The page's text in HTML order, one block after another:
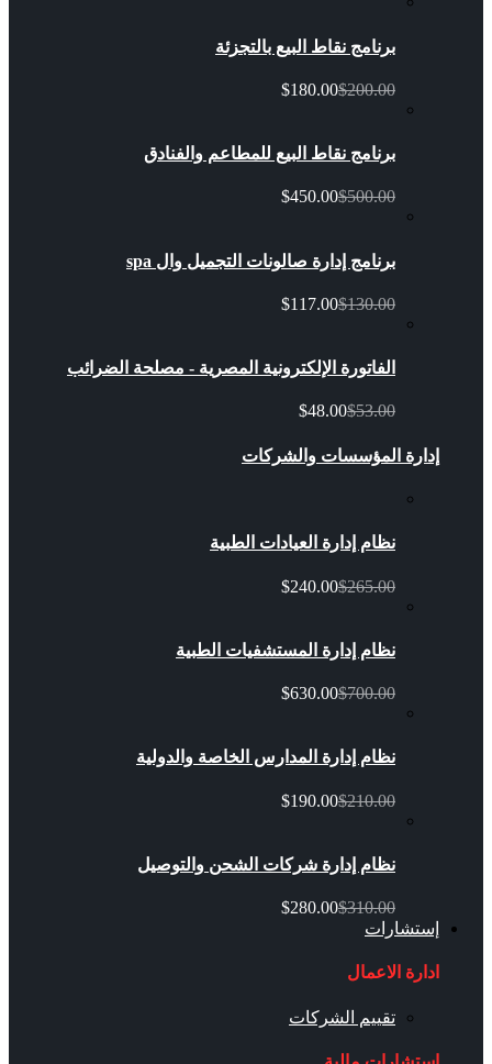
برنامج نقاط البيع بالتجزئة
$180.00$200.00
برنامج نقاط البيع للمطاعم والفنادق
$450.00$500.00
برنامج إدارة صالونات التجميل وال spa
$117.00$130.00
الفاتورة الإلكترونية المصرية - مصلحة الضرائب
$48.00$53.00
إدارة المؤسسات والشركات
نظام إدارة العيادات الطبية
$240.00$265.00
نظام إدارة المستشفيات الطبية
$630.00$700.00
نظام إدارة المدارس الخاصة والدولية
$190.00$210.00
نظام إدارة شركات الشحن والتوصيل
$280.00$310.00
إستشارات
ادارة الاعمال
تقييم الشركات